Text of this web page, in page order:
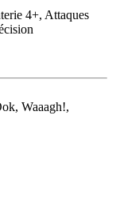
4+, Attaques
Waaagh!,